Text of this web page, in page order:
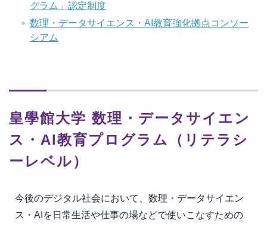
グラム」認定制度
数理・データサイエンス・AI教育強化拠点コンソー
シアム
皇學館大学 数理・データサイエン
ス・Al教育プログラム（リテラシ
ーレベル）
今後のデジタル社会において、数理・データサイエン
ス・AIを日常生活や仕事の場などで使いこなすための